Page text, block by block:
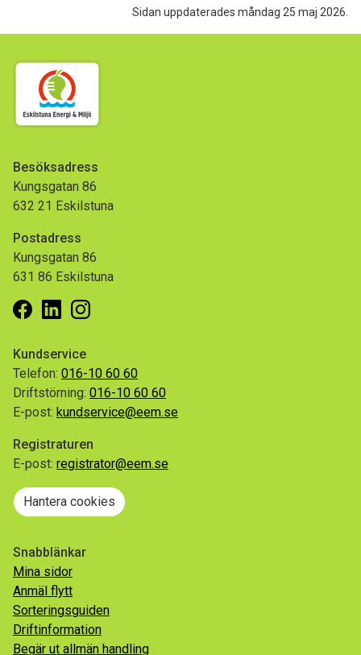
Sidan uppdaterades måndag 25 maj 2026.
Besöksadress
Kungsgatan 86
632 21 Eskilstuna
Postadress
Kungsgatan 86
631 86 Eskilstuna
Facebook
LinkedinInstagram
Kundservice
Telefon: 016-10 60 60
Driftstörning: 016-10 60 60
E-post: kundservice@eem.se
Registraturen
E-post: registrator@eem.se
Hantera cookies
Snabblänkar
Mina sidor
Anmäl flytt
Sorteringsguiden
Driftinformation
Begär ut allmän handling